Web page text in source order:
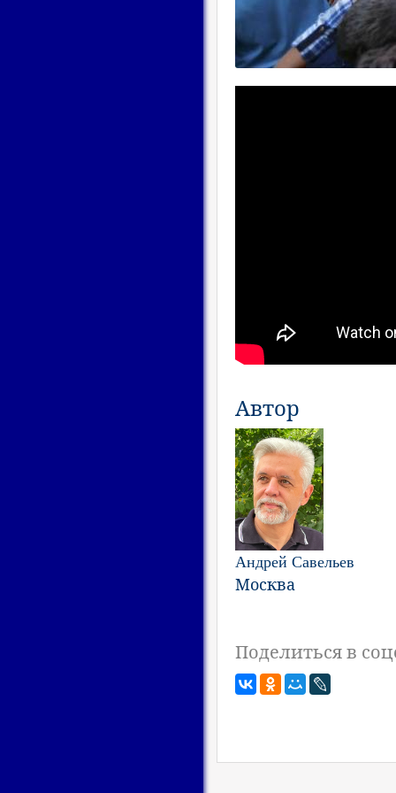
Автор
Андрей Савельев
Москва
Поделиться в